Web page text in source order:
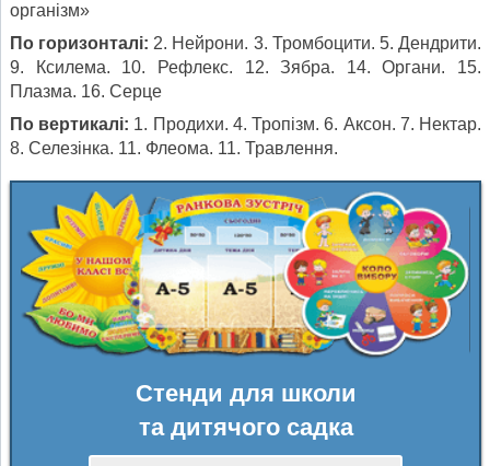
організм»
По горизонталі: 2. Нейрони. 3. Тромбоцити. 5. Дендрити.
9. Ксилема. 10. Рефлекс. 12. Зябра. 14. Органи. 15.
Плазма. 16. Серце
По вертикалі: 1. Продихи. 4. Тропізм. 6. Аксон. 7. Нектар.
8. Селезінка. 11. Флеома. 11. Травлення.
Стенди для школи
та дитячого садка